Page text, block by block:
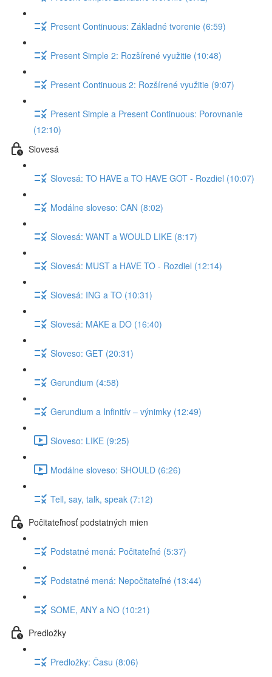
Present Continuous: Základné tvorenie (6:59)
Present Simple 2: Rozšírené využitie (10:48)
Present Continuous 2: Rozšírené využitie (9:07)
Present Simple a Present Continuous: Porovnanie
(12:10)
Slovesá
Slovesá: TO HAVE a TO HAVE GOT - Rozdiel (10:07)
Modálne sloveso: CAN (8:02)
Slovesá: WANT a WOULD LIKE (8:17)
Slovesá: MUST a HAVE TO - Rozdiel (12:14)
Slovesá: ING a TO (10:31)
Slovesá: MAKE a DO (16:40)
Sloveso: GET (20:31)
Gerundium (4:58)
Gerundium a Infinitív – výnimky (12:49)
Sloveso: LIKE (9:25)
Modálne sloveso: SHOULD (6:26)
Tell, say, talk, speak (7:12)
Počitateľnosť podstatných mien
Podstatné mená: Počitateľné (5:37)
Podstatné mená: Nepočitateľné (13:44)
SOME, ANY a NO (10:21)
Predložky
Predložky: Času (8:06)